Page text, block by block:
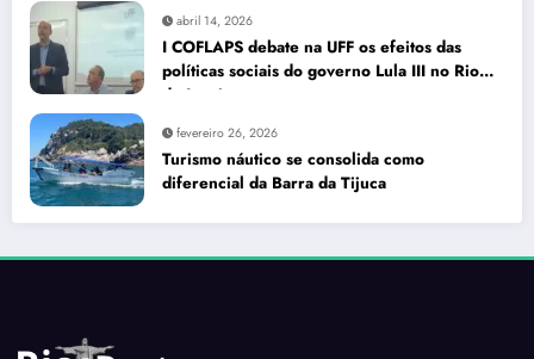
abril 14, 2026
I COFLAPS debate na UFF os efeitos das
políticas sociais do governo Lula III no Rio
de Janeiro
fevereiro 26, 2026
Turismo náutico se consolida como
diferencial da Barra da Tijuca